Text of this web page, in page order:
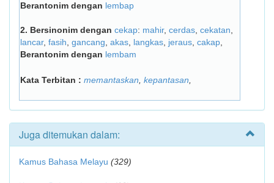
Berantonim dengan lembap
2. Bersinonim dengan cekap: mahir, cerdas cekatan
lancar, fasih gancang akas langkas jeraus cakap
Berantonim dengan lembam
Kata Terbitan : memantaskan kepantasan
Juga ditemukan dalam:
Kamus Bahasa Melayu (329)